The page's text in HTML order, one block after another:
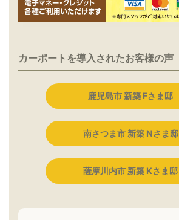
カーポートを導入されたお客様の声
鹿児島市 新築 Fさま邸
南さつま市 新築 Nさま邸
薩摩川内市 新築 Kさま邸